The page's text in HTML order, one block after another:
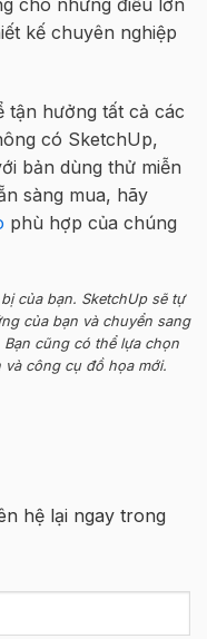
cho những điều lớn
kế chuyên nghiệp
tận hưởng tất cả các
có SketchUp,
bản dùng thử miễn
sàng mua, hãy
phù hợp của chúng
của bạn. SketchUp sẽ tự
của bạn và chuyển sang
cũng có thể lựa chọn
công cụ đồ họa mới.
hệ lại ngay trong